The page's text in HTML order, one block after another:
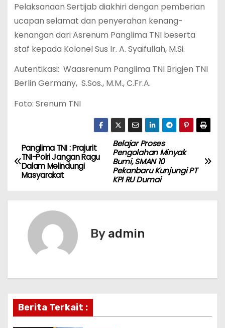
Pelaksanaan Sertijab diakhiri dengan pemberian
ucapan selamat dan penyerahan kenang-
kenangan dari Asrenum Panglima TNI beserta
staf kepada Kolonel Sus Ir. A. Syaifullah, M.Si.
Autentikasi: Waasrenum Panglima TNI Brigjen TNI
Berlin Germany, S.Sos., M.M., C.Fr.A.
Foto: Srenum TNI
P
o
v
i
g
Belajar Proses
Pengolahan Minyak
Bumi, SMAN 10
Pekanbaru Kunjungi PT
KPI RU Dumai
Panglima TNI : Prajurit
TNI-Polri Jangan Ragu
Dalam Melindungi
Masyarakat
By admin
Berita Terkait :